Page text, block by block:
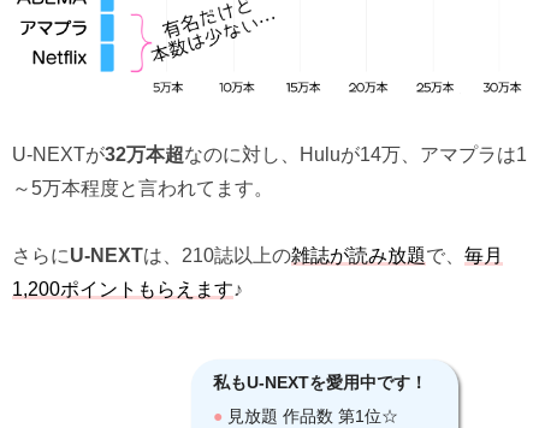
U-NEXTが32万本超なのに対し、Huluが14万、アマプラは1
～5万本程度と言われてます。
さらにU-NEXTは、210誌以上の雑誌が読み放題で、 毎月
1,200ポイントもらえます♪